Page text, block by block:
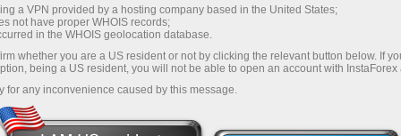
a VPN provided by a hosting company based in the United States;
not have proper WHOIS records;
in the WHOIS geolocation database.
whether you are a US resident or not by clicking the relevant button below. If
being a US resident, you will not be able to open an account with InstaForex
for any inconvenience caused by this message.